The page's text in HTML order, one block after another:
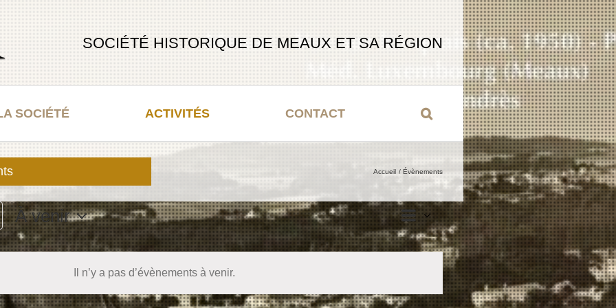
SOCIÉTÉ HISTORIQUE DE MEAUX ET SA RÉGION
SOCIÉTÉ ACTIVITÉS CONTACT
Accueil Évènements
Il n’y a pas d’évènements à venir.
Navigation
par
consultations
Navigation
de
vues
Évènement
Liste
À venir
Sélectionnez
une